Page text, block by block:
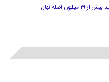
اصله نهال